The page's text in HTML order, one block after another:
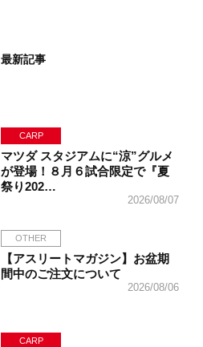
最新記事
CARP
マツダ スタジアムに“涼”グルメ
が登場！８月６試合限定で『夏
祭り202…
2026/08/07
OTHER
【アスリートマガジン】お盆期
間中のご注文について
2026/08/06
CARP